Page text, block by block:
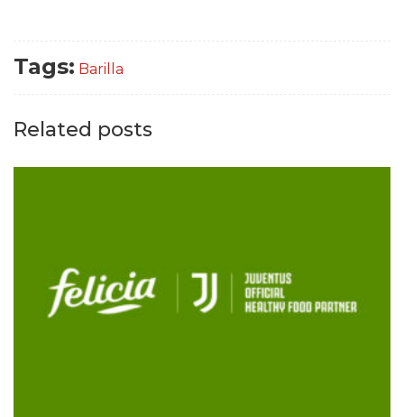
Tags: Barilla
Related posts